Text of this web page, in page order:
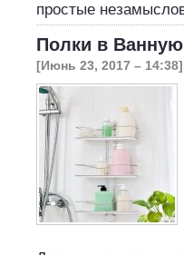
простые
Полки в Ванную
[Июнь 23, 2017 – 14:38]